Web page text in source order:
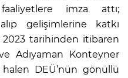
imza attı;
gelişimlerine katkı
tarihinden itibaren
Adıyaman Konteyner
halen DEÜ’nün gönüllü